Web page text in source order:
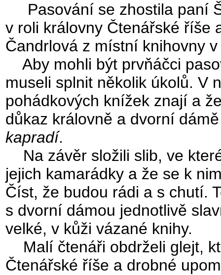
Pasování se zhostila paní
v roli královny Čtenářské říše
Čandrlová z místní knihovny
Aby mohli být prvňáčci
museli splnit několik úkolů. V
pohádkových knížek znají a
důkaz královně a dvorní
kapradí.
Na závěr složili slib, ve
jejich kamarádky a že se k
Číst, že budou rádi a s chutí.
s dvorní dámou jednotlivě
velké, v kůži vázané knihy.
Malí čtenáři obdrželi glejt,
Čtenářské říše a drobné